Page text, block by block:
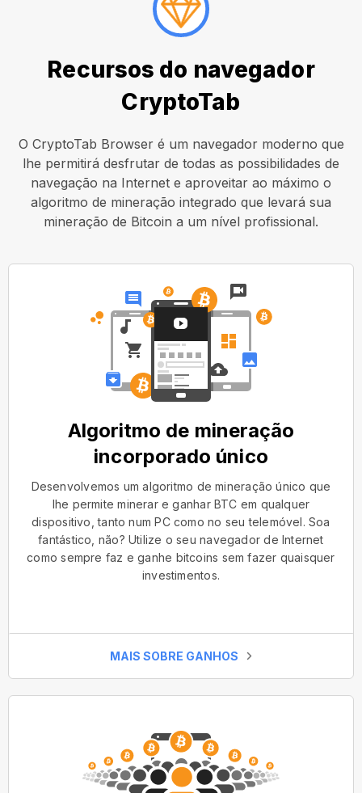
Recursos do navegador
CryptoTab
O CryptoTab Browser é um navegador moderno que
lhe permitirá desfrutar de todas as possibilidades de
navegação na Internet e aproveitar ao máximo o
algoritmo de mineração integrado que levará sua
mineração de Bitcoin a um nível profissional.
Algoritmo de mineração
incorporado único
Desenvolvemos um algoritmo de mineração único que
lhe permite minerar e ganhar BTC em qualquer
dispositivo, tanto num PC como no seu telemóvel. Soa
fantástico, não? Utilize o seu navegador de Internet
como sempre faz e ganhe bitcoins sem fazer quaisquer
investimentos.
MAIS SOBRE GANHOS